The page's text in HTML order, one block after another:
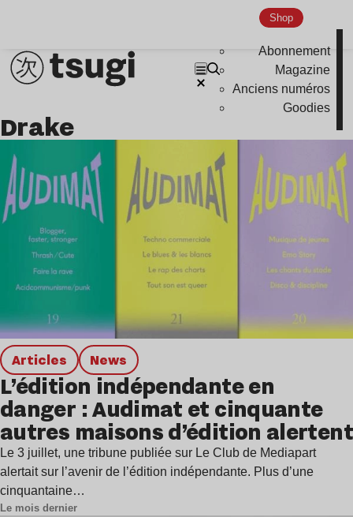
Shop
Abonnement
Magazine
Anciens numéros
Goodies
Drake
Articles news
L’édition indépendante en
danger : Audimat et cinquante
autres maisons d’édition alertent
Le 3 juillet, une tribune publiée sur Le Club de Mediapart
alertait sur l’avenir de l’édition indépendante. Plus d’une
cinquantaine…
Le mois dernier